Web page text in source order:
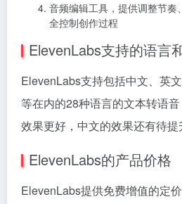
音频编辑工具，提供调整节奏
全控制创作过程
ElevenLabs支持的语言
ElevenLabs支持包括中文、英
等在内的28种语言的文本转语
效果更好，中文的效果还有待提
ElevenLabs的产品价格
ElevenLabs提供免费增值的定